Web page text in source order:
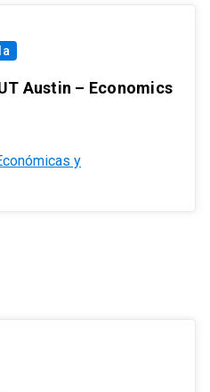
Austin – Economics
y